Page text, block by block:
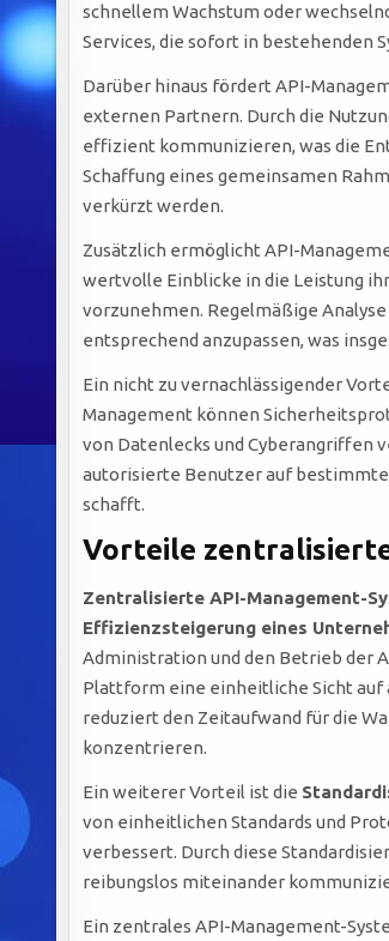
schnellem Wachstum oder
Services, die sofort in bestehenden
Darüber hinaus fördert API-
externen Partnern. Durch die
effizient kommunizieren, was die
Schaffung eines gemeinsamen
verkürzt werden.
Zusätzlich ermöglicht API-
wertvolle Einblicke in die Leistung
vorzunehmen. Regelmäßige
entsprechend anzupassen, was
Ein nicht zu vernachlässigender
Management können
von Datenlecks und Cyberangriffen
autorisierte Benutzer auf
schafft.
Vorteile
Zentralisierte API-Management-
Effizienzsteigerung eines
Administration und den Betrieb der
Plattform eine einheitliche Sicht auf
reduziert den Zeitaufwand für die
konzentrieren.
Ein weiterer Vorteil ist die
von einheitlichen Standards und
verbessert. Durch diese
reibungslos miteinander
Ein zentrales API-Management-